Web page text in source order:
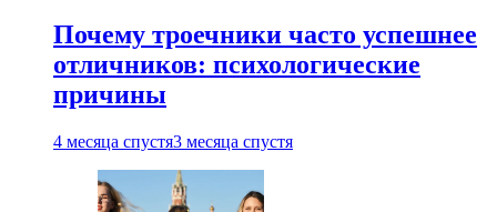
Почему троечники часто успешнее
отличников: психологические
причины
4 месяца спустя3 месяца спустя